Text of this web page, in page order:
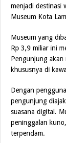
menjadi destinasi
Museum Kota
Museum yang
Rp 3,9 miliar ini
Pengunjung akan
khususnya di
Dengan
pengunjung
suasana digital.
peninggalan
terpendam.